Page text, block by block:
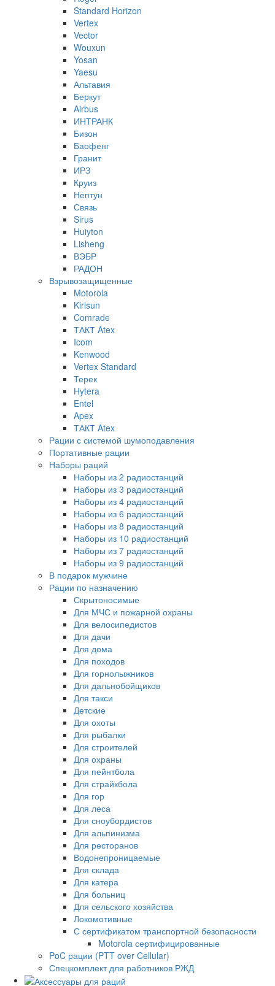
Standard Horizon
Vertex
Vector
Wouxun
Yosan
Yaesu
Альтавия
Беркут
Airbus
ИНТРАНК
Бизон
Баофенг
Гранит
ИРЗ
Круиз
Нептун
Связь
Sirus
Huiyton
Lisheng
ВЭБР
РАДОН
Взрывозащищенные
Motorola
Kirisun
Comrade
ТАКТ Atex
Icom
Kenwood
Vertex Standard
Терек
Hytera
Entel
Apex
ТАКТ Atex
Рации с системой шумоподавления
Портативные рации
Наборы раций
Наборы из 2 радиостанций
Наборы из 3 радиостанций
Наборы из 4 радиостанций
Наборы из 6 радиостанций
Наборы из 8 радиостанций
Наборы из 10 радиостанций
Наборы из 7 радиостанций
Наборы из 9 радиостанций
В подарок мужчине
Рации по назначению
Скрытоносимые
Для МЧС и пожарной охраны
Для велосипедистов
Для дачи
Для дома
Для походов
Для горнолыжников
Для дальнобойщиков
Для такси
Детские
Для охоты
Для рыбалки
Для строителей
Для охраны
Для пейнтбола
Для страйкбола
Для гор
Для леса
Для сноубордистов
Для альпинизма
Для ресторанов
Водонепроницаемые
Для склада
Для катера
Для больниц
Для сельского хозяйства
Локомотивные
С сертификатом транспортной безопасности
Motorola сертифицированные
PoC рации (PTT over Cellular)
Спецкомплект для работников РЖД